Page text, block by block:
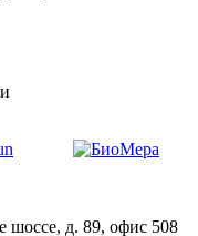
шоссе, д. 89, офис 508